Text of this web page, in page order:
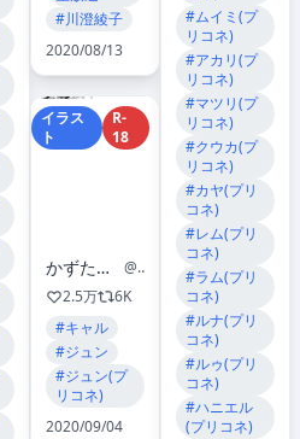
#川澄綾子
2020/08/13
イラス
ト
R-
18
かずたろ＠C106日曜日東Ｂ03b
@kaz862
2.5万
6K
#キャル
#ジュン
#ジュン(プ
リコネ)
2020/09/04
#ムイミ(プ
リコネ)
#アカリ(プ
リコネ)
#マツリ(プ
リコネ)
#クウカ(プ
リコネ)
#カヤ(プリ
コネ)
#レム(プリ
コネ)
#ラム(プリ
コネ)
#ルナ(プリ
コネ)
#ルゥ(プリ
コネ)
#ハニエル
(プリコネ)